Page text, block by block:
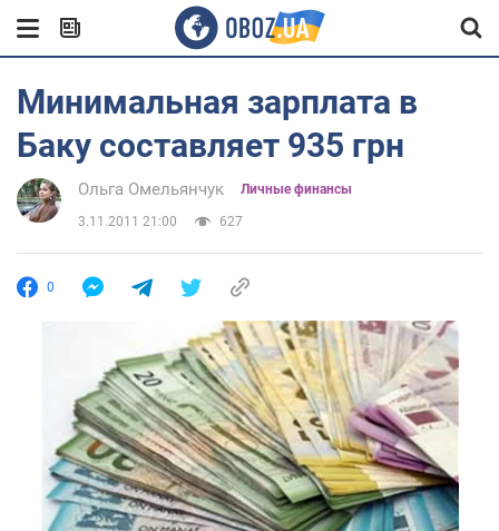
Минимальная зарплата в
Баку составляет 935 грн
Ольга Омельянчук Личные финансы
3.11.2011 21:00 627
0